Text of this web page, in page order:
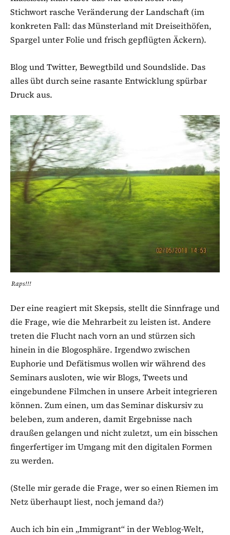
Stichwort rasche Veränderung der Landschaft (im
konkreten Fall: das Münsterland mit Dreiseithöfen,
Spargel unter Folie und frisch gepflügten Äckern).
Blog und Twitter, Bewegtbild und Soundslide. Das
alles übt durch seine rasante Entwicklung spürbar
Druck aus.
Raps!!!
Der eine reagiert mit Skepsis, stellt die Sinnfrage und
die Frage, wie die Mehrarbeit zu leisten ist. Andere
treten die Flucht nach vorn an und stürzen sich
hinein in die Blogosphäre. Irgendwo zwischen
Euphorie und Defätismus wollen wir während des
Seminars ausloten, wie wir Blogs, Tweets und
eingebundene Filmchen in unsere Arbeit integrieren
können. Zum einen, um das Seminar diskursiv zu
beleben, zum anderen, damit Ergebnisse nach
draußen gelangen und nicht zuletzt, um ein bisschen
fingerfertiger im Umgang mit den digitalen Formen
zu werden.
(Stelle mir gerade die Frage, wer so einen Riemen im
Netz überhaupt liest, noch jemand da?)
Auch ich bin ein „Immigrant“ in der Weblog-Welt,